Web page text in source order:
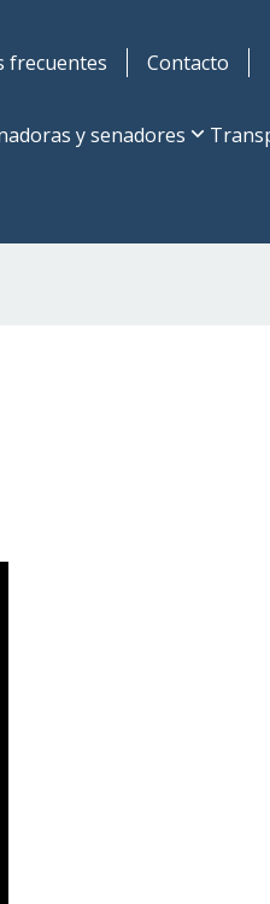
frecuentes Contacto
y senadores